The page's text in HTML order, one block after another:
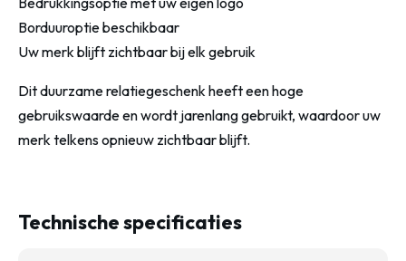
Borduuroptie beschikbaar
Uw merk blijft zichtbaar bij elk gebruik
Dit duurzame relatiegeschenk heeft een hoge
gebruikswaarde en wordt jarenlang gebruikt, waardoor uw
merk telkens opnieuw zichtbaar blijft.
Technische specificaties